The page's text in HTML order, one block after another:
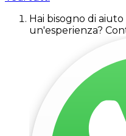
Hai bisogno di
un'esperienza?